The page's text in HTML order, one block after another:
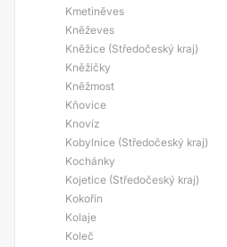
Kmetiněves
Kněževes
Kněžice (Středočeský kraj)
Kněžičky
Kněžmost
Kňovice
Knovíz
Kobylnice (Středočeský kraj)
Kochánky
Kojetice (Středočeský kraj)
Kokořín
Kolaje
Koleč